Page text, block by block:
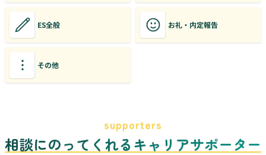
ES全般 お礼・内定報告
その他
supporters
相談にのってくれるキャリアサポーター